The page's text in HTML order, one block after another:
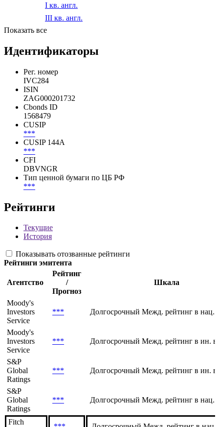
I кв. англ.
III кв. англ.
Показать все
Идентификаторы
Рег. номер
IVC284
ISIN
ZAG000201732
Cbonds ID
1568479
CUSIP
***
CUSIP 144A
***
CFI
DBVNGR
Тип ценной бумаги по ЦБ РФ
***
Рейтинги
Текущие
История
Показывать отозванные рейтинги
Рейтинги эмитента
Агентство
Рейтинг
/
Прогноз
Шкала
Moody's
Investors
Service
*** Долгосрочный Межд. рейтинг в нац.
Moody's
Investors
Service
*** Долгосрочный Межд. рейтинг в ин.
S&P
Global
Ratings
*** Долгосрочный Межд. рейтинг в ин.
S&P
Global
Ratings
*** Долгосрочный Межд. рейтинг в нац.
Fitch